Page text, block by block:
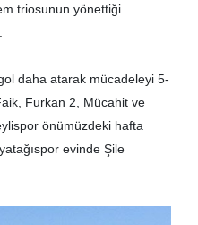
triosunun yönettiği
daha atarak mücadeleyi 5-
Furkan 2, Mücahit ve
önümüzdeki hafta
evinde Şile